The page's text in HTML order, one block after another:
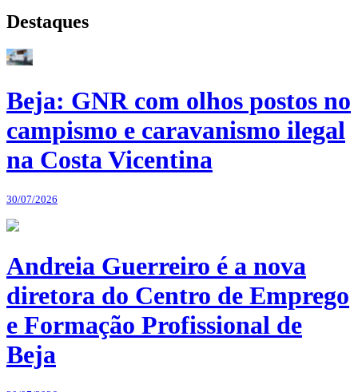
Destaques
Beja: GNR com olhos postos no
campismo e caravanismo ilegal
na Costa Vicentina
30/07/2026
Andreia Guerreiro é a nova
diretora do Centro de Emprego
e Formação Profissional de
Beja